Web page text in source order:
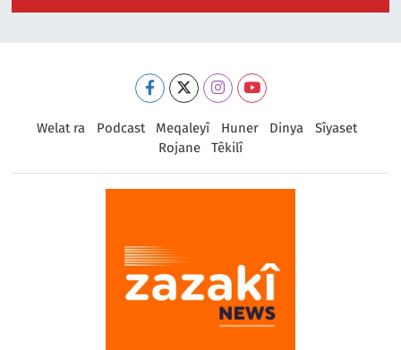
Welat ra Podcast Meqaleyî Huner Dinya
Sîyaset
Rojane
Têkilî